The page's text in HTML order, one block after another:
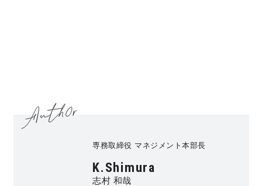
専務取締役 マネジメント本部長
K.Shimura
志村 和哉